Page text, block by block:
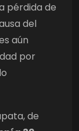
pérdida de
del
aún
por
de